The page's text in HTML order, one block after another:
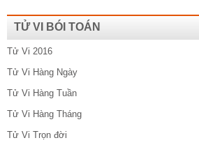
TỬ VI BÓI TOÁN
Tử Vi 2016
Tử Vi Hàng Ngày
Tử Vi Hàng Tuần
Tử Vi Hàng Tháng
Tử Vi Trọn đời